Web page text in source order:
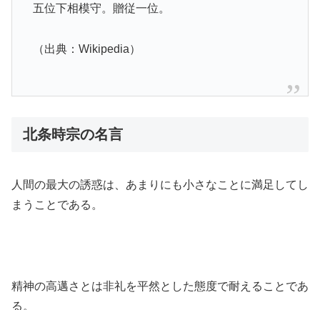
五位下相模守。贈従一位。
（出典：Wikipedia）
北条時宗の名言
人間の最大の誘惑は、あまりにも小さなことに満足してし
まうことである。
精神の高邁さとは非礼を平然とした態度で耐えることであ
る。